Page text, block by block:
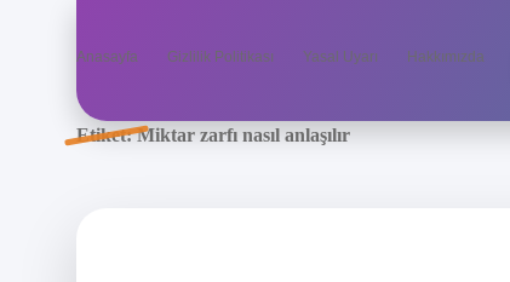
Anasayfa Gizlilik Politikası Yasal Uyarı Hakkımızda
Etiket:Miktar zarfı nasıl anlaşılır